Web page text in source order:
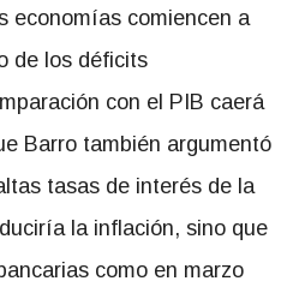
economías comiencen a
de los déficits
con el PIB caerá
Barro también argumentó
tasas de interés de la
la inflación, sino que
como en marzo